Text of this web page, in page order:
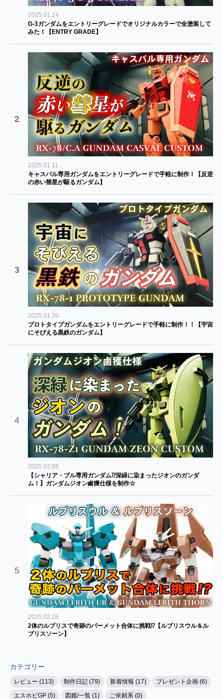
2025.01.24
G-3ガンダムをエントリーグレードでオリジナルカラーで全塗装して
みた！【ENTRY GRADE】
2
2025.01.11
キャスバル専用ガンダムをエントリーグレードで手軽に制作！【反逆
の赤い彗星が駆るガンダム】
3
2025.01.20
プロトタイプガンダムをエントリーグレードで手軽に制作！！【宇宙
にそびえる黒鉄のガンダム】
4
2025.02.08
【シャリア・ブル専用ガンダム⁉深緑に染まったジオンのガンダ
ム！】ガンダムジオン鹵獲仕様を制作☆
5
2025.02.26
2体のルブリスで奇跡のパーメット合体に挑戦⁉【ルブリスウル＆ル
ブリスソーン】
カテゴリー
レビュー (113) 制作日記 (79) 新着情報 (17)
プレゼント企画 (6)
エスホビGP (5)
図鑑/一覧 (1) ご依頼系 (0)